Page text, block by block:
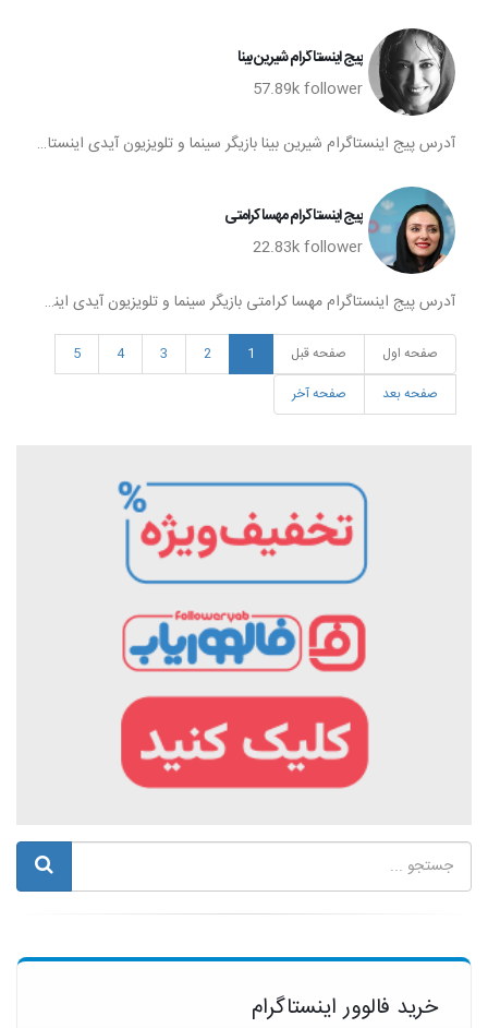
پیج اینستاگرام شیرین بینا
57.89kfollower
آدرس پیج اینستاگرام شیرین بینا بازیگر سینما و تلویزیون آیدی اینستاگرام شیرین بینا پیج اینستا شیرین بینا تعداد فالوورهای پیج اینستاگرام شیرین بینا صفحه اینستاگرام شیرین بینا
پیج اینستاگرام مهسا کرامتی
22.83kfollower
آدرس پیج اینستاگرام مهسا کرامتی بازیگر سینما و تلویزیون آیدی اینستاگرام مهسا کرامتی پیج اینستا مهسا کرامتی تعداد فالوورهای پیج اینستاگرام مهسا کرامتی صفحه اینستاگرام مهسا کرامتی
صفحه اول صفحه قبل 1
2
3
4
5
صفحه بعد
صفحه آخر
خرید فالوور اینستاگرام